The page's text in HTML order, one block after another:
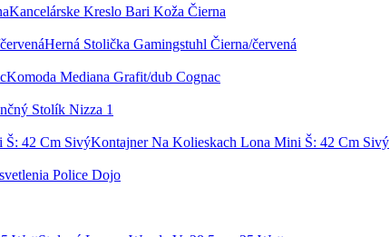
Kancelárske Kreslo Bari Koža Čierna
Herná Stolička Gamingstuhl Čierna/červená
Komoda Mediana Grafit/dub Cognac
Stolík Nizza 1
Kontajner Na Kolieskach Lona Mini Š: 42 Cm Sivý
Police Dojo